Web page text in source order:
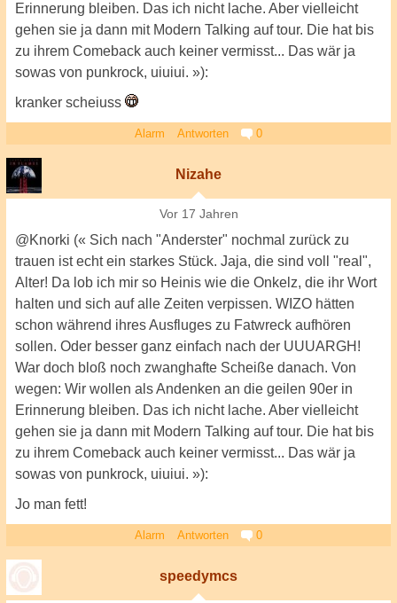
Erinnerung bleiben. Das ich nicht lache. Aber vielleicht
gehen sie ja dann mit Modern Talking auf tour. Die hat bis
zu ihrem Comeback auch keiner vermisst... Das wär ja
sowas von punkrock, uiuiui. »):
kranker scheiuss
Alarm Antworten 0
Nizahe
Vor 17 Jahren
@Knorki (« Sich nach "Anderster" nochmal zurück zu
trauen ist echt ein starkes Stück. Jaja, die sind voll "real",
Alter! Da lob ich mir so Heinis wie die Onkelz, die ihr Wort
halten und sich auf alle Zeiten verpissen. WIZO hätten
schon während ihres Ausfluges zu Fatwreck aufhören
sollen. Oder besser ganz einfach nach der UUUARGH!
War doch bloß noch zwanghafte Scheiße danach. Von
wegen: Wir wollen als Andenken an die geilen 90er in
Erinnerung bleiben. Das ich nicht lache. Aber vielleicht
gehen sie ja dann mit Modern Talking auf tour. Die hat bis
zu ihrem Comeback auch keiner vermisst... Das wär ja
sowas von punkrock, uiuiui. »):
Jo man fett!
Alarm Antworten 0
speedymcs